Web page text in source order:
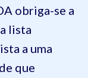
obriga-se a
lista
a uma
que